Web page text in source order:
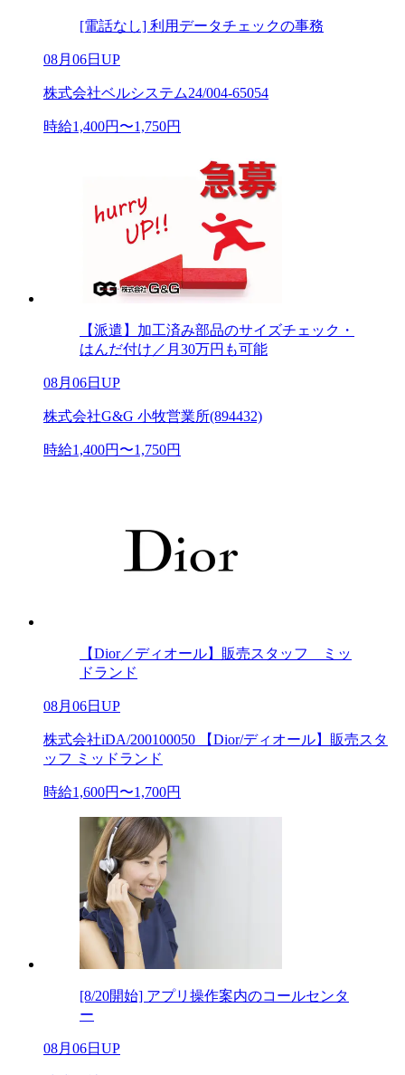
[電話なし] 利用データチェックの事務
08月06日UP
株式会社ベルシステム24/004-65054
時給1,400円〜1,750円
【派遣】加工済み部品のサイズチェック・
はんだ付け／月30万円も可能
08月06日UP
株式会社G&G 小牧営業所(894432)
時給1,400円〜1,750円
【Dior／ディオール】販売スタッフ ミッ
ドランド
08月06日UP
株式会社iDA/200100050 【Dior/ディオール】販売スタ
ッフ ミッドランド
時給1,600円〜1,700円
[8/20開始] アプリ操作案内のコールセンタ
ー
08月06日UP